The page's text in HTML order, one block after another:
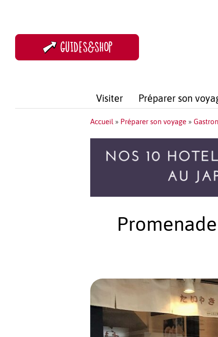
GUIDES&SHOP
Visiter Préparer son
Accueil» Préparer son voyage»